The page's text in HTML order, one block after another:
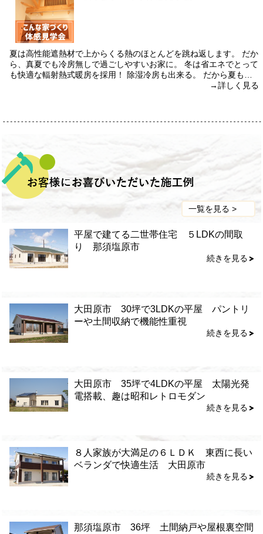
夏は高性能遮熱材で上からくる熱のほとんどを跳ね返します。 だか
ら、真夏でも冷房無しで過ごしやすいお家に。 冬は省エネでとって
も快適な輻射熱式暖房を採用！ 除湿冷房も出来る。 だから夏も…
→詳しく見る
一覧を見る >
平屋で建てる二世帯住宅 ５LDKの間取
り 那須塩原市
続きを見る
大田原市 30坪で3LDKの平屋 パントリ
ーや土間収納で機能性重視
続きを見る
大田原市 35坪で4LDKの平屋 太陽光発
電搭載、趣は昭和レトロモダン
続きを見る
８人家族が大満足の６ＬＤＫ 東西に長い
ベランダで快適生活 大田原市
続きを見る
那須塩原市 36坪 土間納戸や屋根裏空間